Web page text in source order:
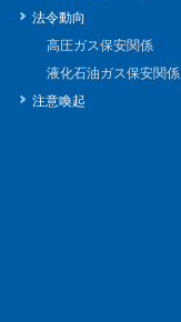
法令動向
高圧ガス保安関係
液化石油ガス保安関係
注意喚起